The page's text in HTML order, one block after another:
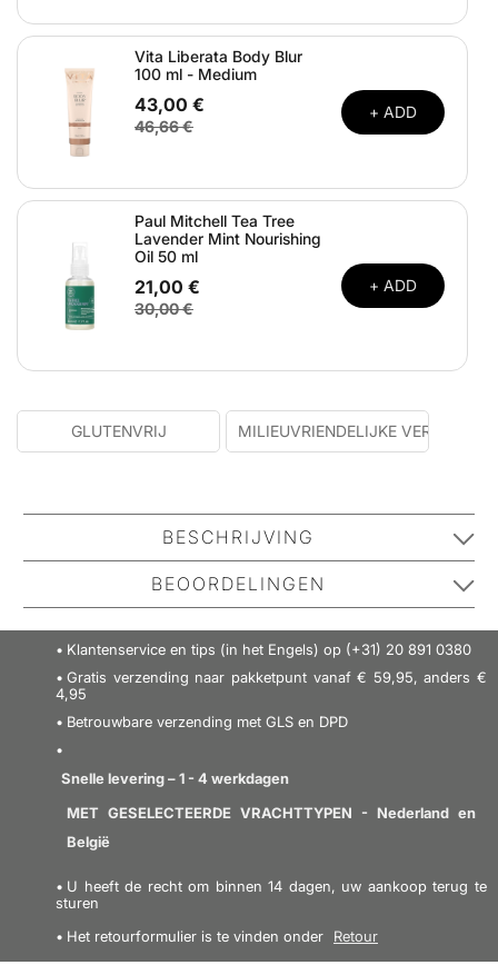
Vita Liberata Body Blur
100 ml - Medium
43,00 €
46,66 €
+ ADD
Paul Mitchell Tea Tree
Lavender Mint Nourishing
Oil 50 ml
21,00 €
30,00 €
+ ADD
GLUTENVRIJ MILIEUVRIENDELIJKE
BESCHRIJVING
Paul Mitchell Clean Beauty Repair Conditioner is een
versterkende conditioner die helpt beschadigd en
verzwakt haar te herstellen. De conditionermaakt het
haar ook soepeleren laat het prachtig zacht en met
een gezonde uitstraling achter.
Paul Mitchell Clean Beauty Repair Conditioner is
verrijkt met amarantextract en erwtenproteïne, die
samen het haar repareren en versterken en
beschermen tegen toekomstige schade
toegevoegd.
De Clean Beauty serie is een natuurlijke en duurzame
BEOORDELINGEN
No one has reviewed this product yet.
Be the first to review it.
SCHRIJF EEN RECENSIE
Klantenservice en tips (in het Engels) op (+31) 20 891 0380
Gratis verzending naar pakketpunt vanaf € 59,95, anders €
4,95
Betrouwbare verzending met GLS en DPD
Snelle levering – 1 - 4 werkdagen
MET GESELECTEERDE VRACHTTYPEN - Nederland en
België
U heeft de recht om binnen 14 dagen, uw aankoop terug te
sturen
Het retourformulier is te vinden onder
Retour